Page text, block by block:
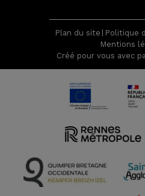
Plan du site
Politique
Mentions
Créé pour vous avec